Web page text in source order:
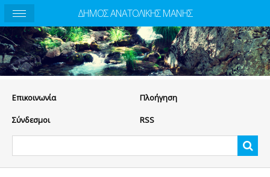
Eπικοινωνία Πλοήγηση
Σύνδεσμοι RSS
ΔΗΜΟΣ ΑΝΑΤΟΛΙΚΗΣ ΜΑΝΗΣ